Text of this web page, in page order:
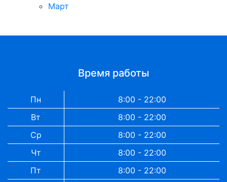
Март
Время работы
Пн
8:00 - 22:00
Вт
8:00 - 22:00
Ср
8:00 - 22:00
Чт
8:00 - 22:00
Пт
8:00 - 22:00